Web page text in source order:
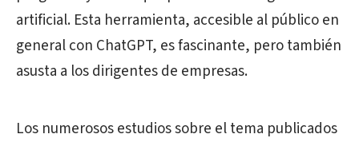
artificial. Esta herramienta, accesible al público en
general con ChatGPT, es fascinante, pero también
asusta a los dirigentes de empresas.
Los numerosos estudios sobre el tema publicados